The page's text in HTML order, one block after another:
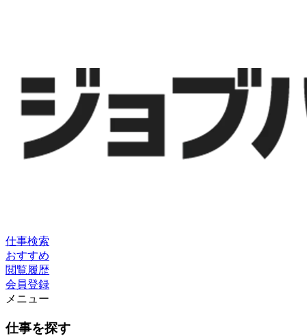
仕事検索
おすすめ
閲覧履歴
会員登録
メニュー
仕事を探す